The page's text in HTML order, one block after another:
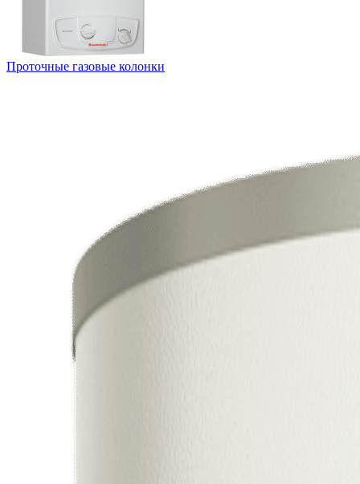
Проточные газовые колонки